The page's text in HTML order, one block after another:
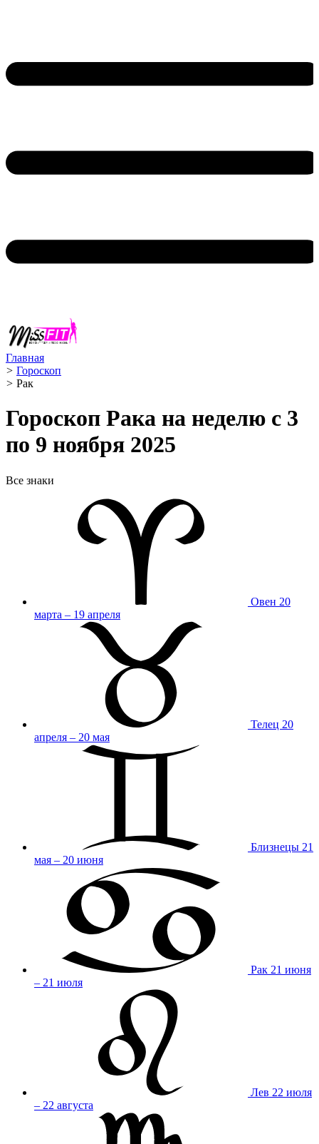
Главная
> Гороскоп
> Рак ️
Гороскоп Рака на неделю с 3
по 9 ноября 2025
Все знаки
Овен 20
марта – 19 апреля
Телец 20
апреля – 20 мая
Близнецы 21
мая – 20 июня
Рак 21 июня
– 21 июля
Лев 22 июля
– 22 августа